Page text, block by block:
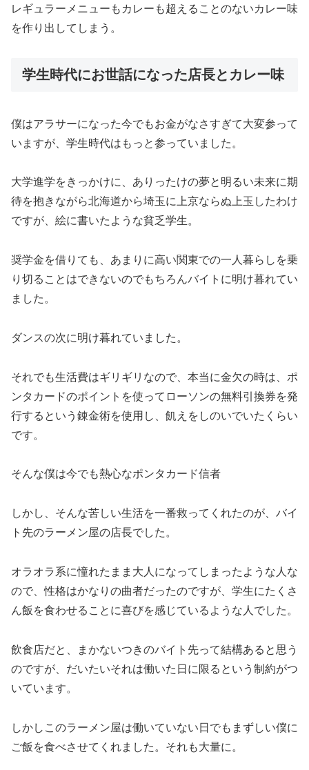
レギュラーメニューもカレーも超えることのないカレー味
を作り出してしまう。
学生時代にお世話になった店長とカレー味
僕はアラサーになった今でもお金がなさすぎて大変参って
いますが、学生時代はもっと参っていました。
大学進学をきっかけに、ありったけの夢と明るい未来に期
待を抱きながら北海道から埼玉に上京ならぬ上玉したわけ
ですが、絵に書いたような貧乏学生。
奨学金を借りても、あまりに高い関東での一人暮らしを乗
り切ることはできないのでもちろんバイトに明け暮れてい
ました。
ダンスの次に明け暮れていました。
それでも生活費はギリギリなので、本当に金欠の時は、ポ
ンタカードのポイントを使ってローソンの無料引換券を発
行するという錬金術を使用し、飢えをしのいでいたくらい
です。
そんな僕は今でも熱心なポンタカード信者
しかし、そんな苦しい生活を一番救ってくれたのが、バイ
ト先のラーメン屋の店長でした。
オラオラ系に憧れたまま大人になってしまったような人な
ので、性格はかなりの曲者だったのですが、学生にたくさ
ん飯を食わせることに喜びを感じているような人でした。
飲食店だと、まかないつきのバイト先って結構あると思う
のですが、だいたいそれは働いた日に限るという制約がつ
いています。
しかしこのラーメン屋は働いていない日でもまずしい僕に
ご飯を食べさせてくれました。それも大量に。